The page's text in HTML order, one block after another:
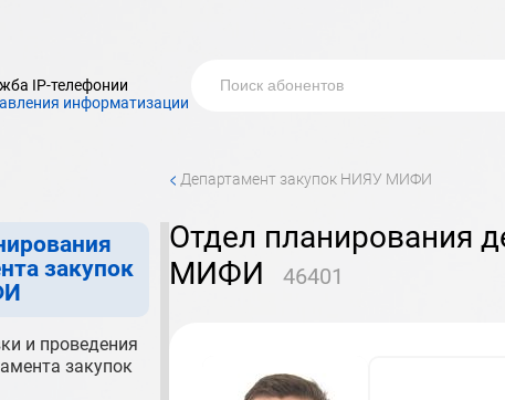
IP-телефонии
информатизации
закупок
и проведения
закупок
< департамент закупок НИЯУ МИФИ
отдел планирования департамента закупок НИЯУ
МИФИ
46401